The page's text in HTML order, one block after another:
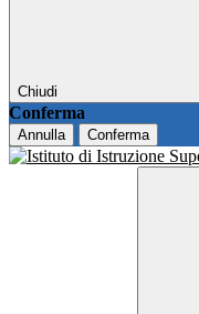
Chiudi
Conferma
Annulla Conferma